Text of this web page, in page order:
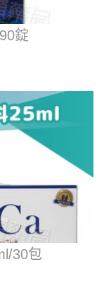
錠
30包